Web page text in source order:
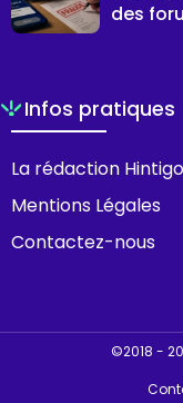
des
Infos pratiques
La rédaction Hintigo
Mentions Légales
Contactez-nous
©2018 -